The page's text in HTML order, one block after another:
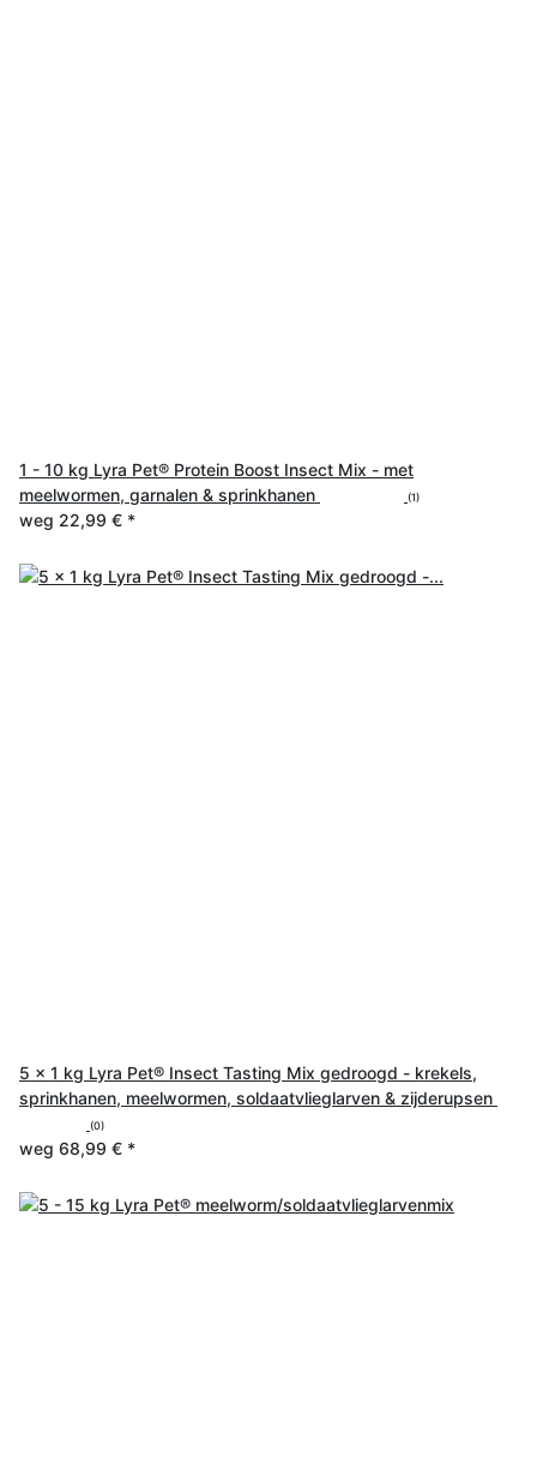
1 - 10 kg Lyra Pet® Protein Boost Insect Mix - met
meelwormen, garnalen & sprinkhanen
(1)
weg 22,99 € *
5 x 1 kg Lyra Pet® Insect Tasting Mix gedroogd - krekels,
sprinkhanen, meelwormen, soldaatvlieglarven & zijderupsen
(0)
weg 68,99 € *